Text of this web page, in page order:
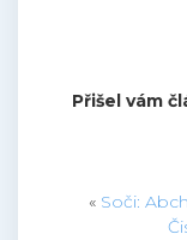
Přišel vám
« Soči: